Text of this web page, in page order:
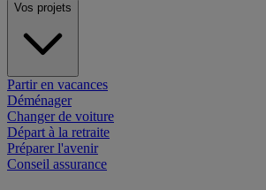
Vos projets
Partir en vacances
Déménager
Changer de voiture
Départ à la retraite
Préparer l'avenir
Conseil assurance